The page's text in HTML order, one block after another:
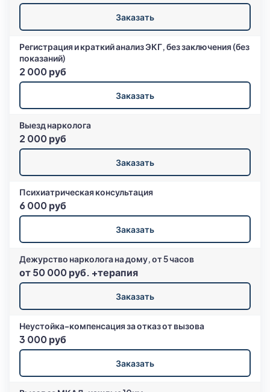
Заказать
Регистрация и краткий анализ ЭКГ, без заключения (без
показаний)
2 000 руб
Заказать
Выезд нарколога
2 000 руб
Заказать
Психиатрическая консультация
6 000 руб
Заказать
Дежурство нарколога на дому, от 5 часов
от 50 000 руб. +терапия
Заказать
Неустойка-компенсация за отказ от вызова
3 000 руб
Заказать